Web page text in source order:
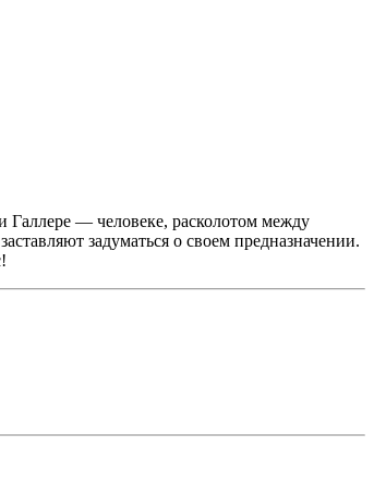
Галлере — человеке, расколотом между
задуматься о своем предназначении.